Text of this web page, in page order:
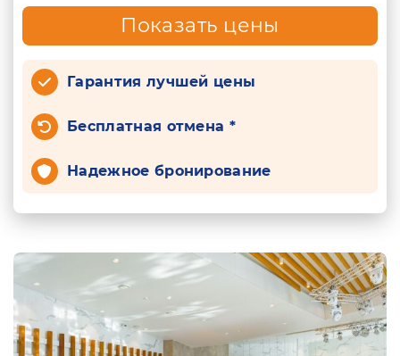
Показать цены
Гарантия лучшей цены
Бесплатная отмена *
Надежное бронирование